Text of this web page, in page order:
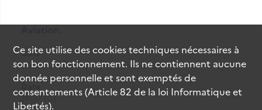
Cote
80CPCOM/161 (Cote de commande)
1919-1929
Ce site utilise descookiestechniques nécessaires à
son bon fonctionnement. Ils ne contiennent aucune
donnée personnelle et sont exemptés de
consentements (Article 82 de la loi Informatique et
Libertés).